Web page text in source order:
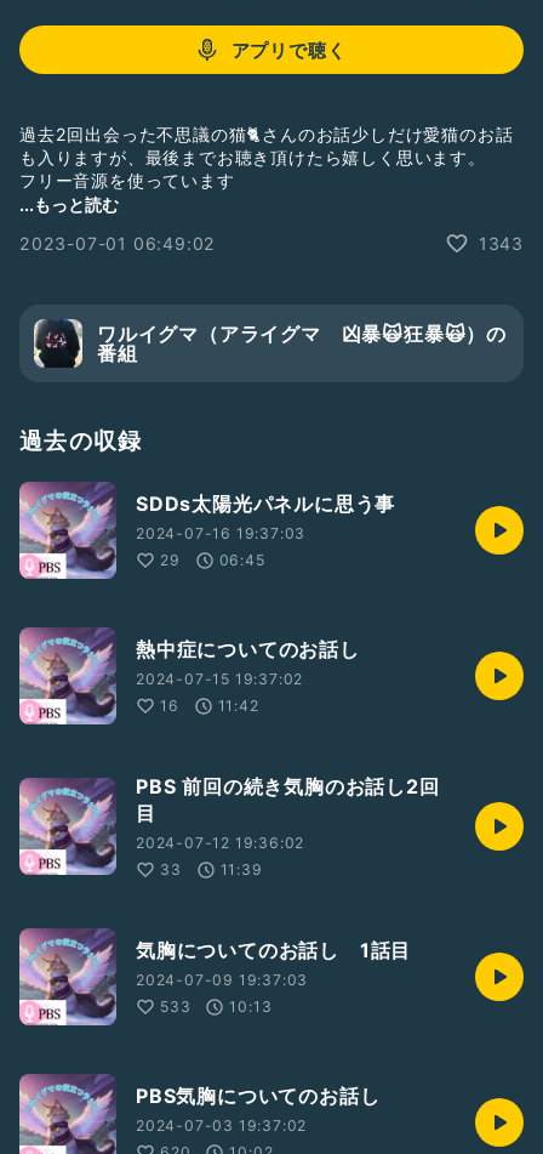
アプリで聴く
過去2回出会った不思議の猫🐈さんのお話少しだけ愛猫のお話
も入りますが、最後までお聴き頂けたら嬉しく思います。
フリー音源を使っています
DOVA-SYNDROME 様 Spring Riverside
#納涼夏のぴんくまつり2023 #ワタシのどうぶつとぉく２
...もっと読む
2023-07-01 06:49:02
1343
ワルイグマ（アライグマ 凶暴🙀狂暴🙀）の
番組
過去の収録
SDDs太陽光パネルに思う事
2024-07-16 19:37:03
29
06:45
熱中症についてのお話し
2024-07-15 19:37:02
16
11:42
PBS 前回の続き気胸のお話し2回
目
2024-07-12 19:36:02
33
11:39
気胸についてのお話し 1話目
2024-07-09 19:37:03
533
10:13
PBS気胸についてのお話し
2024-07-03 19:37:02